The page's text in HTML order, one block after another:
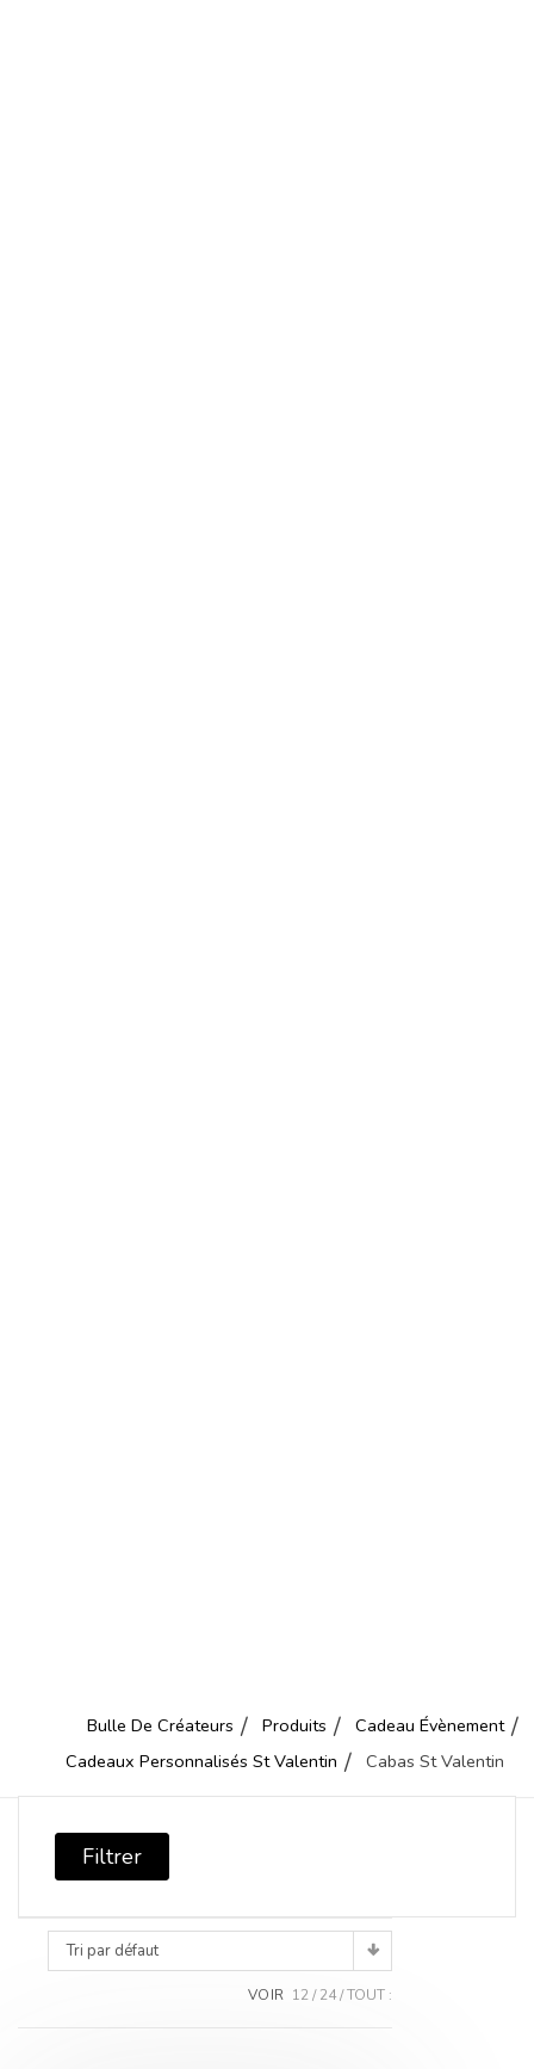
Bulle De Créateurs Produits
Cadeau Évènement
Cadeaux Personnalisés St Valentin
Cabas St Valentin
Tri par défaut
VOIR 12 24 TOUT :
Filtrer